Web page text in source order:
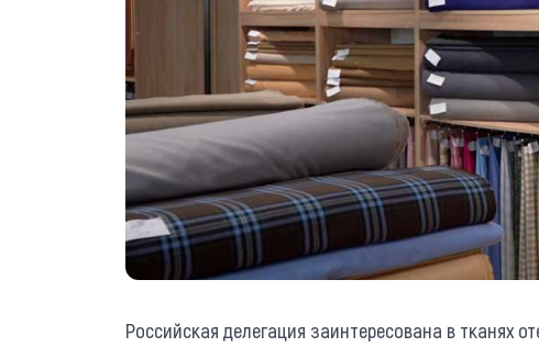
Российская делегация заинтересована в тканях